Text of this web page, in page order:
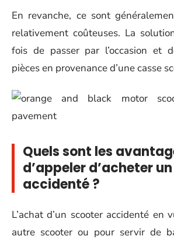
En revanche, ce sont
relativement coûteuses. La
fois de passer par l’occasion et
pièces en provenance d’une casse
Quels sont les
d’appeler d’acheter
accidenté ?
L’achat d’un scooter accidenté en
autre scooter ou pour servir de